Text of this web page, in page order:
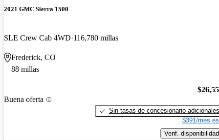
2021 GMC Sierra 1500
SLE Crew Cab 4WD 116,780 millas
Frederick, CO
88 millas
Buena oferta
Sin tasas de concesionario adicionales
$391/mes
Verif. disponibilidad